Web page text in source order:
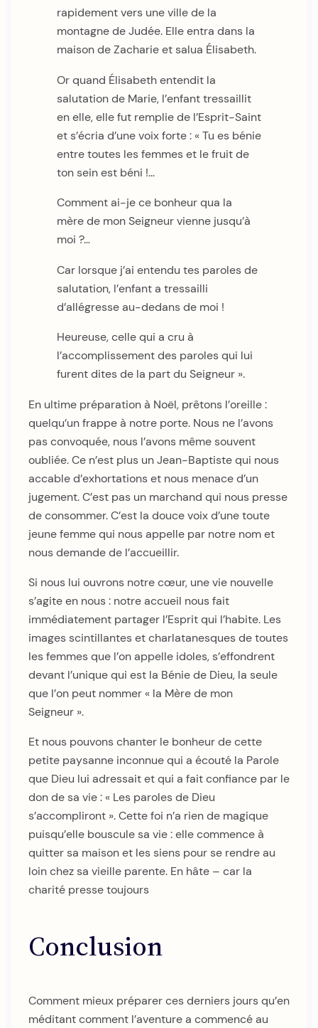
rapidement vers une ville de la
montagne de Judée. Elle entra dans la
maison de Zacharie et salua Élisabeth.
Or quand Élisabeth entendit la
salutation de Marie, l’enfant tressaillit
en elle, elle fut remplie de l’Esprit-Saint
et s’écria d’une voix forte : « Tu es bénie
entre toutes les femmes et le fruit de
ton sein est béni !…
Comment ai-je ce bonheur qua la
mère de mon Seigneur vienne jusqu’à
moi ?…
Car lorsque j’ai entendu tes paroles de
salutation, l’enfant a tressailli
d’allégresse au-dedans de moi !
Heureuse, celle qui a cru à
l’accomplissement des paroles qui lui
furent dites de la part du Seigneur ».
En ultime préparation à Noël, prêtons l’oreille :
quelqu’un frappe à notre porte. Nous ne l’avons
pas convoquée, nous l’avons même souvent
oubliée. Ce n’est plus un Jean-Baptiste qui nous
accable d’exhortations et nous menace d’un
jugement. C’est pas un marchand qui nous presse
de consommer. C’est la douce voix d’une toute
jeune femme qui nous appelle par notre nom et
nous demande de l’accueillir.
Si nous lui ouvrons notre cœur, une vie nouvelle
s’agite en nous : notre accueil nous fait
immédiatement partager l’Esprit qui l’habite. Les
images scintillantes et charlatanesques de toutes
les femmes que l’on appelle idoles, s’effondrent
devant l’unique qui est la Bénie de Dieu, la seule
que l’on peut nommer « la Mère de mon
Seigneur ».
Et nous pouvons chanter le bonheur de cette
petite paysanne inconnue qui a écouté la Parole
que Dieu lui adressait et qui a fait confiance par le
don de sa vie : « Les paroles de Dieu
s’accompliront ». Cette foi n’a rien de magique
puisqu’elle bouscule sa vie : elle commence à
quitter sa maison et les siens pour se rendre au
loin chez sa vieille parente. En hâte – car la
charité presse toujours
Conclusion
Comment mieux préparer ces derniers jours qu’en
méditant comment l’aventure a commencé au